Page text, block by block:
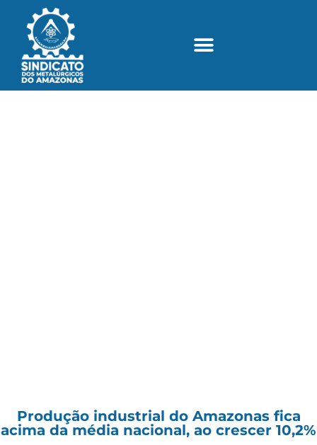
Produção industrial do Amazonas fica
acima da média nacional, ao crescer 10,2%